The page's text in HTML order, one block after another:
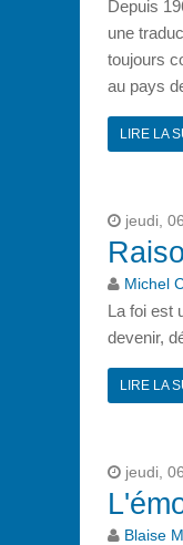
Depuis
une
toujours
au pays
LIRE LA
jeudi,
Michel
La foi est
devenir,
LIRE LA
jeudi,
Blaise